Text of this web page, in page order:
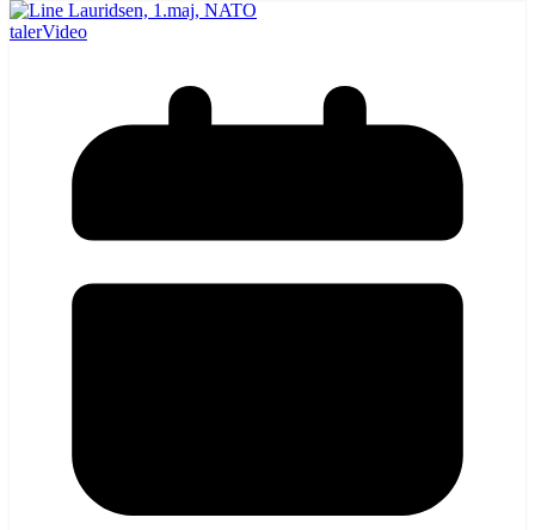
talerVideo